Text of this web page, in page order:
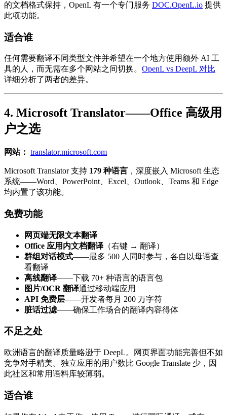
的文档格式保持，OpenL 有一个专门服务 DOC.OpenL.io 提供
此项功能。
适合谁
任何需要翻译不同类型文件并希望在一个地方使用额外 AI 工
具的人，而无需在多个网站之间切换。 OpenL vs DeepL 对比
详细分析了两者的差异。
4. Microsoft Translator——Office 高级用
户之选
网站： translator.microsoft.com
Microsoft Translator 支持 179 种语言 ，深度嵌入 Microsoft 生态
系统——Word、PowerPoint、Excel、Outlook、Teams 和 Edge
均内置了该功能。
免费功能
网页端无限文本翻译
Office 应用内文档翻译 （右键 → 翻译）
群组对话模式——最多 500 人同时参与，各自以母语查
看翻译
离线翻译——下载 70+ 种语言的语言包
图片/OCR 翻译通过移动端应用
API 免费层——开发者每月 200 万字符
脏话过滤——确保工作场合的翻译内容得体
不足之处
欧洲语言的翻译质量略逊于 DeepL。网页界面功能完善但不如
竞争对手精美。独立应用的用户数比 Google Translate 少，因
此社区和常用语料库较薄弱。
适合谁